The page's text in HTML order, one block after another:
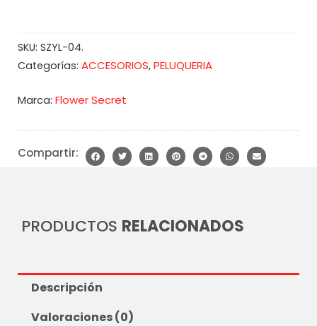
SKU: SZYL-04.
Categorías: ACCESORIOS, PELUQUERIA
Marca: Flower Secret
Compartir:
PRODUCTOS RELACIONADOS
Descripción
Valoraciones (0)